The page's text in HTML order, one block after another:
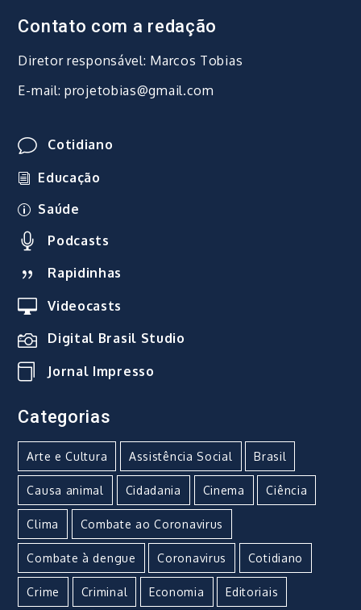
Contato com a redação
Diretor responsável: Marcos Tobias
E-mail: projetobias@gmail.com
Cotidiano
Educação
Saúde
Podcasts
Rapidinhas
Videocasts
Digital Brasil Studio
Jornal Impresso
Categorias
Arte e Cultura Assistência Social Brasil
Causa animal Cidadania Cinema Ciência
Clima Combate ao Coronavirus
Combate à dengue Coronavirus Cotidiano
Crime Criminal Economia Editoriais